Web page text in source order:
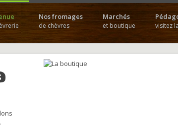
Nos fromages
de chèvres
Marchés
et boutique visitez